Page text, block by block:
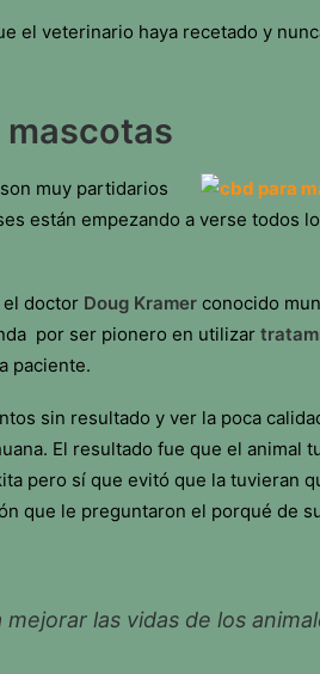
el veterinario haya recetado y
mascotas
muy partidarios
están empezando a verse todos
el doctor Doug Kramer conocido
por ser pionero en utilizar
paciente.
sin resultado y ver la poca
El resultado fue que el animal
pero sí que evitó que la tuvieran
que le preguntaron el porqué de
las vidas de los